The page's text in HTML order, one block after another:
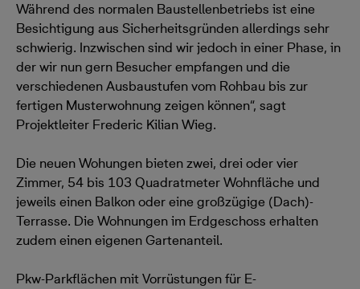
Während des normalen Baustellenbetriebs ist eine
Besichtigung aus Sicherheitsgründen allerdings sehr
schwierig. Inzwischen sind wir jedoch in einer Phase, in
der wir nun gern Besucher empfangen und die
verschiedenen Ausbaustufen vom Rohbau bis zur
fertigen Musterwohnung zeigen können“, sagt
Projektleiter Frederic Kilian Wieg.
Die neuen Wohungen bieten zwei, drei oder vier
Zimmer, 54 bis 103 Quadratmeter Wohnfläche und
jeweils einen Balkon oder eine großzügige (Dach)-
Terrasse. Die Wohnungen im Erdgeschoss erhalten
zudem einen eigenen Gartenanteil.
Pkw-Parkflächen mit Vorrüstungen für E-